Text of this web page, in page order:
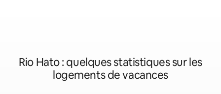
Rio Hato : quelques statistiques sur les
logements de vacances